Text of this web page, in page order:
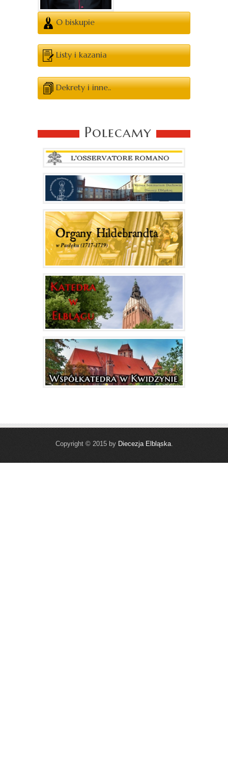
O biskupie
Listy i kazania
Dekrety i inne..
Polecamy
Copyright © 2015 by Diecezja Elbląska.